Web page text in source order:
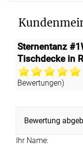
Sternentanz
Tischdecke in
Bewertungen)
Bewertung
Ihr Name: